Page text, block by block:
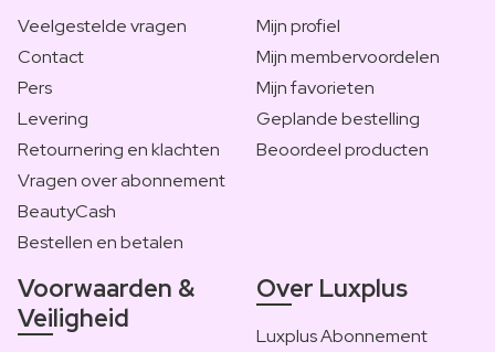
Veelgestelde vragen
Contact
Pers
Levering
Retournering en klachten
Vragen over abonnement
BeautyCash
Bestellen en betalen
Mijn profiel
Mijn membervoordelen
Mijn favorieten
Geplande bestelling
Beoordeel producten
Voorwaarden &
Veiligheid
Over Luxplus
Luxplus Abonnement